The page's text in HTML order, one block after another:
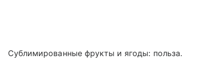
Сублимированные фрукты и ягоды: польза.